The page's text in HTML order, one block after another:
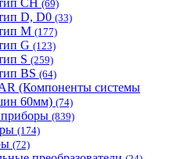
CH (69)
D, D0 (33)
M (177)
G (123)
S (259)
BS (64)
(Компоненты системы
60мм) (74)
(839)
(174)
(72)